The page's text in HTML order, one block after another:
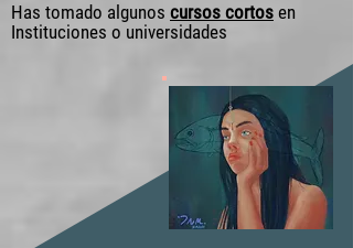
Has tomado algunos cursos cortos en
Instituciones o universidades